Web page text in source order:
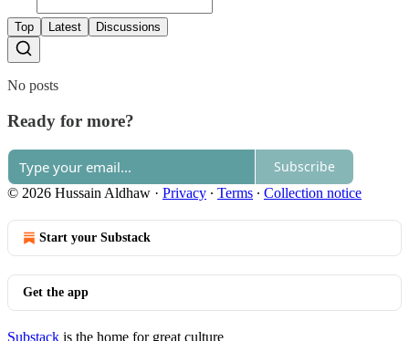
Top Latest Discussions
No posts
Ready for more?
Subscribe
© 2026 Hussain Aldhaw · Privacy ∙ Terms ∙ Collection notice
Start your Substack
Get the app
Substack is the home for great culture